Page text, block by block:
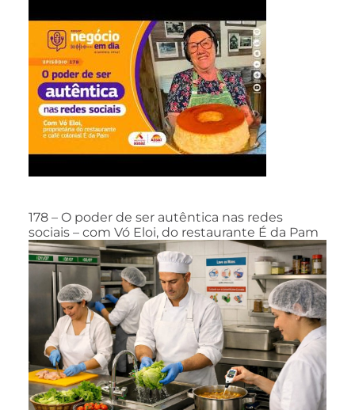
178 – O poder de ser autêntica nas redes
sociais – com Vó Eloi, do restaurante É da Pam